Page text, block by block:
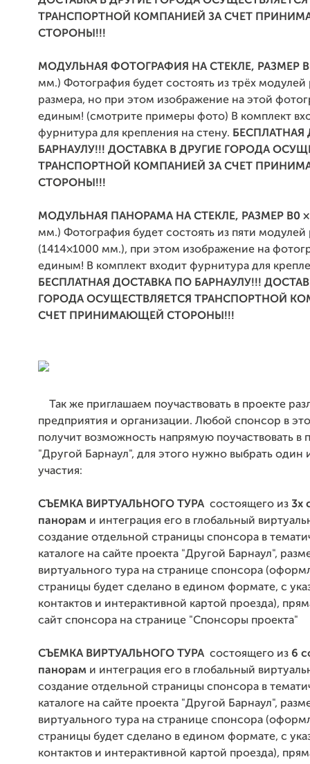
ТРАНСПОРТНОЙ КОМПАНИЕЙ ЗА СЧЕТ
СТОРОНЫ!!!
МОДУЛЬНАЯ ФОТОГРАФИЯ НА СТЕКЛЕ, РАЗМЕР
мм.) Фотография будет состоять из трёх модулей
размера, но при этом изображение на этой
единым! (смотрите примеры фото) В комплект
фурнитура для крепления на стену.
БАРНАУЛУ!!! ДОСТАВКА В ДРУГИЕ ГОРОДА
ТРАНСПОРТНОЙ КОМПАНИЕЙ ЗА СЧЕТ
СТОРОНЫ!!!
МОДУЛЬНАЯ ПАНОРАМА НА СТЕКЛЕ, РАЗМЕР B0
мм.) Фотография будет состоять из пяти модулей
(1414×1000 мм.), при этом изображение на
единым! В комплект входит фурнитура для
БЕСПЛАТНАЯ ДОСТАВКА ПО БАРНАУЛУ!!!
ГОРОДА ОСУЩЕСТВЛЯЕТСЯ ТРАНСПОРТНОЙ
СЧЕТ ПРИНИМАЮЩЕЙ СТОРОНЫ!!!
Так же приглашаем поучаствовать в проекте
предприятия и организации. Любой спонсор в
получит возможность напрямую поучаствовать в
"Другой Барнаул", для этого нужно выбрать один
участия:
СЪЕМКА ВИРТУАЛЬНОГО ТУРА состоящего из 3х
панорам и интеграция его в глобальный
создание отдельной страницы спонсора в
каталоге на сайте проекта "Другой Барнаул",
виртуального тура на странице спонсора
страницы будет сделано в едином формате, с
контактов и интерактивной картой проезда),
сайт спонсора на странице "Спонсоры проекта"
СЪЕМКА ВИРТУАЛЬНОГО ТУРА состоящего из 6
панорам и интеграция его в глобальный
создание отдельной страницы спонсора в
каталоге на сайте проекта "Другой Барнаул",
виртуального тура на странице спонсора
страницы будет сделано в едином формате, с
контактов и интерактивной картой проезда),